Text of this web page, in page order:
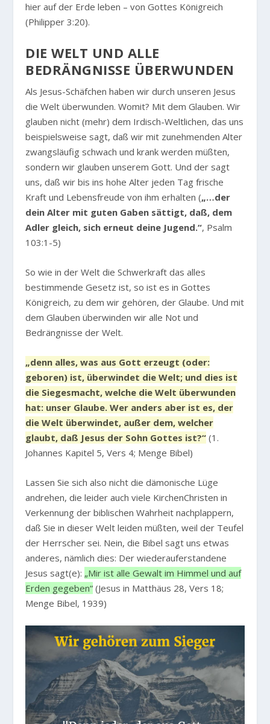
hier auf der Erde leben – von Gottes Königreich
(Philipper 3:20).
DIE WELT UND ALLE
BEDRÄNGNISSE ÜBERWUNDEN
Als Jesus-Schäfchen haben wir durch unseren Jesus
die Welt überwunden. Womit? Mit dem Glauben. Wir
glauben nicht (mehr) dem Irdisch-Weltlichen, das uns
beispielsweise sagt, daß wir mit zunehmenden Alter
zwangsläufig schwach und krank werden müßten,
sondern wir glauben unserem Gott. Und der sagt
uns, daß wir bis ins hohe Alter jeden Tag frische
Kraft und Lebensfreude von ihm erhalten („…der
dein Alter mit guten Gaben sättigt, daß, dem
Adler gleich, sich erneut deine Jugend.“, Psalm
103:1-5)
So wie in der Welt die Schwerkraft das alles
bestimmende Gesetz ist, so ist es in Gottes
Königreich, zu dem wir gehören, der Glaube. Und mit
dem Glauben überwinden wir alle Not und
Bedrängnisse der Welt.
„denn alles, was aus Gott erzeugt (oder:
geboren) ist, überwindet die Welt; und dies ist
die Siegesmacht, welche die Welt überwunden
hat: unser Glaube. Wer anders aber ist es, der
die Welt überwindet, außer dem, welcher
glaubt, daß Jesus der Sohn Gottes ist?“ (1.
Johannes Kapitel 5, Vers 4; Menge Bibel)
Lassen Sie sich also nicht die dämonische Lüge
andrehen, die leider auch viele KirchenChristen in
Verkennung der biblischen Wahrheit nachplappern,
daß Sie in dieser Welt leiden müßten, weil der Teufel
der Herrscher sei. Nein, die Bibel sagt uns etwas
anderes, nämlich dies: Der wiederauferstandene
Jesus sagt(e): „Mir ist alle Gewalt im Himmel und auf
Erden gegeben“ (Jesus in Matthäus 28, Vers 18;
Menge Bibel, 1939)